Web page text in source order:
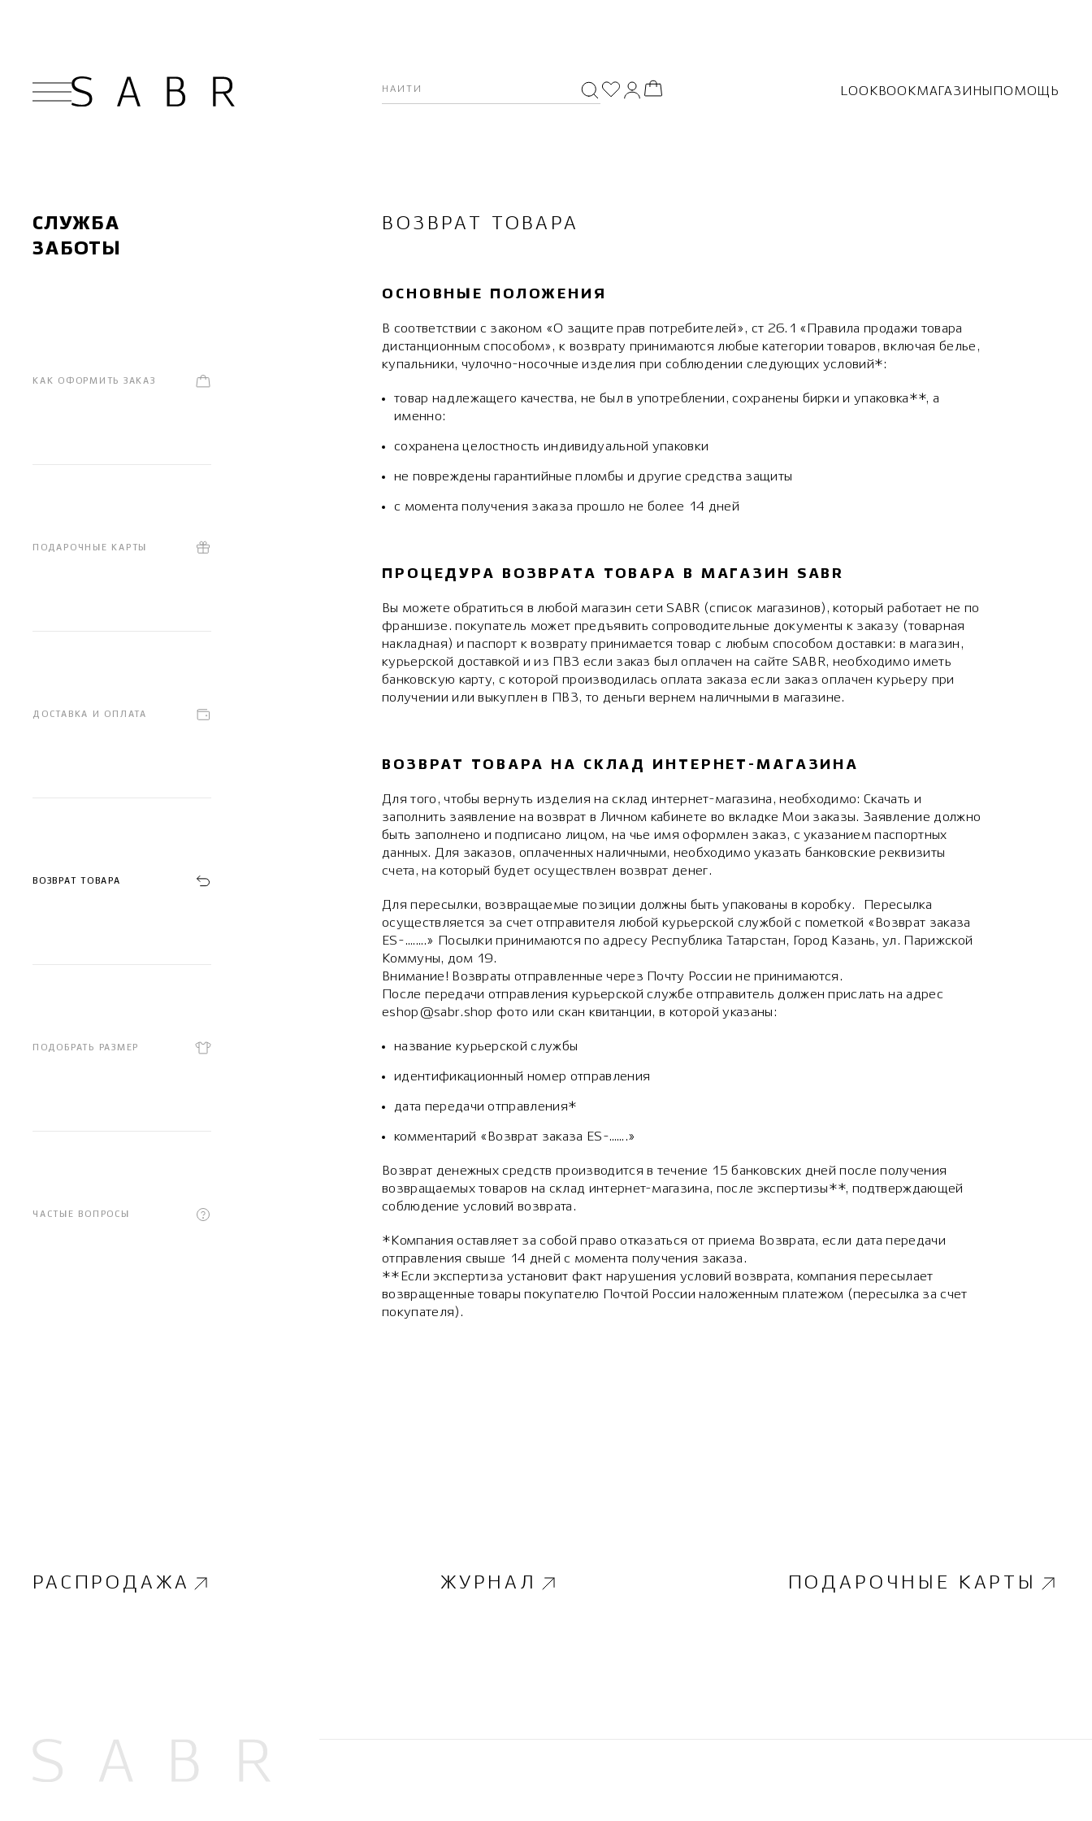
LOOKBOOKМАГАЗИНЫ ПОМОЩЬ
СЛУЖБА
ЗАБОТЫ
КАК ОФОРМИТЬ ЗАКАЗ
ПОДАРОЧНЫЕ КАРТЫ
ДОСТАВКА И ОПЛАТА
ВОЗВРАТ ТОВАРА
ПОДОБРАТЬ РАЗМЕР
ЧАСТЫЕ ВОПРОСЫ
ВОЗВРАТ ТОВАРА
ОСНОВНЫЕ ПОЛОЖЕНИЯ
В соответствии с законом «О защите прав потребителей», ст 26.1 «Правила продажи товара
дистанционным способом», к возврату принимаются любые категории товаров, включая белье,
купальники, чулочно-носочные изделия при соблюдении следующих условий*:
товар надлежащего качества, не был в употреблении, сохранены бирки и упаковка**, а
именно:
сохранена целостность индивидуальной упаковки
не повреждены гарантийные пломбы и другие средства защиты
с момента получения заказа прошло не более 14 дней
ПРОЦЕДУРА ВОЗВРАТА ТОВАРА В МАГАЗИН SABR
Вы можете обратиться в любой магазин сети SABR (список магазинов), который работает не по
франшизе. покупатель может предъявить сопроводительные документы к заказу (товарная
накладная) и паспорт к возврату принимается товар с любым способом доставки: в магазин,
курьерской доставкой и из ПВЗ если заказ был оплачен на сайте SABR, необходимо иметь
банковскую карту, с которой производилась оплата заказа если заказ оплачен курьеру при
получении или выкуплен в ПВЗ, то деньги вернем наличными в магазине.
ВОЗВРАТ ТОВАРА НА СКЛАД ИНТЕРНЕТ-МАГАЗИНА
Для того, чтобы вернуть изделия на склад интернет-магазина, необходимо: Скачать и
заполнить заявление на возврат в Личном кабинете во вкладке Мои заказы. Заявление должно
быть заполнено и подписано лицом, на чье имя оформлен заказ, с указанием паспортных
данных. Для заказов, оплаченных наличными, необходимо указать банковские реквизиты
счета, на который будет осуществлен возврат денег.
Для пересылки, возвращаемые позиции должны быть упакованы в коробку. Пересылка
осуществляется за счет отправителя любой курьерской службой с пометкой «Возврат заказа
ES-.…….» Посылки принимаются по адресу Республика Татарстан, Город Казань, ул. Парижской
Коммуны, дом 19.
Внимание! Возвраты отправленные через Почту России не принимаются.
После передачи отправления курьерской службе отправитель должен прислать на адрес
eshop@sabr.shop фото или скан квитанции, в которой указаны:
название курьерской службы
идентификационный номер отправления
дата передачи отправления*
комментарий «Возврат заказа ES-…….»
Возврат денежных средств производится в течение 15 банковских дней после получения
возвращаемых товаров на склад интернет-магазина, после экспертизы**, подтверждающей
соблюдение условий возврата.
*Компания оставляет за собой право отказаться от приема Возврата, если дата передачи
отправления свыше 14 дней с момента получения заказа.
**Если экспертиза установит факт нарушения условий возврата, компания пересылает
возвращенные товары покупателю Почтой России наложенным платежом (пересылка за счет
покупателя).
РАСПРОДАЖА ЖУРНАЛ ПОДАРОЧНЫЕ КАРТЫ